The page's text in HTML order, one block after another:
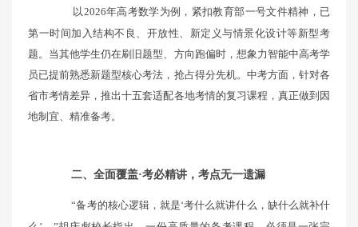
以2026年高考数学为例，紧扣教育部一号文件精神，已
第一时间加入结构不良、开放性、新定义与情景化设计等新型考
题。当其他学生仍在刷旧题型、方向跑偏时，想象力智能中高考学
员已提前熟悉新题型核心考法，抢占得分先机。中考方面，针对各
省市考情差异，推出十五套适配各地考情的复习课程，真正做到因
地制宜、精准备考。
二、全面覆盖·考必精讲，考点无一遗漏
“备考的核心逻辑，就是‘考什么就讲什么，缺什么就补什